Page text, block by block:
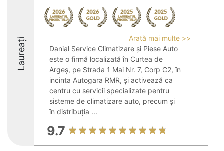
Laureați
Arată mai multe >>
Danial Service Climatizare și Piese Auto
este o firmă localizată în Curtea de
Argeș, pe Strada 1 Mai Nr. 7, Corp C2, în
incinta Autogara RMR, și activează ca
centru cu servicii specializate pentru
sisteme de climatizare auto, precum și
în distribuția ...
9.7